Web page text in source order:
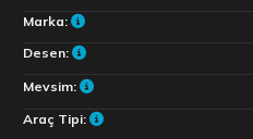
Marka:
Desen:
Mevsim:
Araç Tipi: